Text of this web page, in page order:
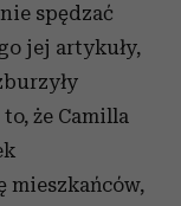
spędzać
jej artykuły,
że Camilla
mieszkańców,